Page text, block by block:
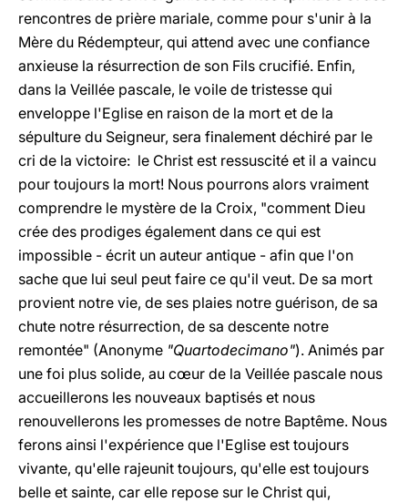
rencontres de prière mariale, comme pour s'unir à la
Mère du Rédempteur, qui attend avec une confiance
anxieuse la résurrection de son Fils crucifié. Enfin,
dans la Veillée pascale, le voile de tristesse qui
enveloppe l'Eglise en raison de la mort et de la
sépulture du Seigneur, sera finalement déchiré par le
cri de la victoire: le Christ est ressuscité et il a vaincu
pour toujours la mort! Nous pourrons alors vraiment
comprendre le mystère de la Croix, "comment Dieu
crée des prodiges également dans ce qui est
impossible - écrit un auteur antique - afin que l'on
sache que lui seul peut faire ce qu'il veut. De sa mort
provient notre vie, de ses plaies notre guérison, de sa
chute notre résurrection, de sa descente notre
remontée" (Anonyme "Quartodecimano"). Animés par
une foi plus solide, au cœur de la Veillée pascale nous
accueillerons les nouveaux baptisés et nous
renouvellerons les promesses de notre Baptême. Nous
ferons ainsi l'expérience que l'Eglise est toujours
vivante, qu'elle rajeunit toujours, qu'elle est toujours
belle et sainte, car elle repose sur le Christ qui,